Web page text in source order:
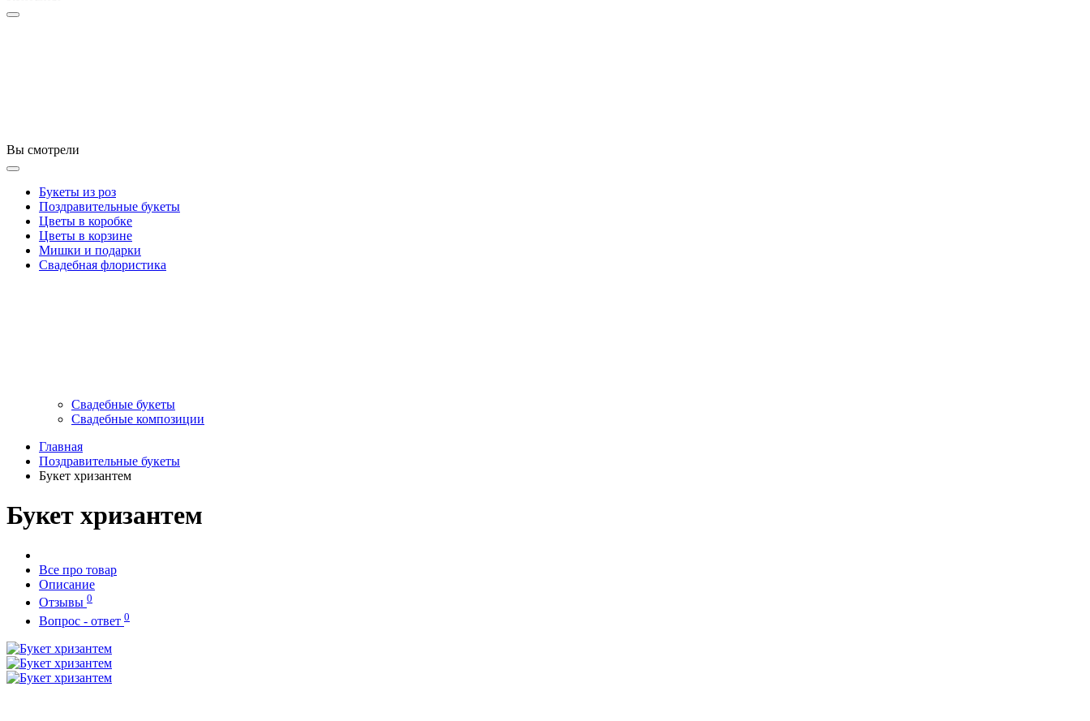
Вы смотрели
Букеты из роз
Поздравительные букеты
Цветы в коробке
Цветы в корзине
Мишки и подарки
Свадебная флористика
Свадебные букеты
Свадебные композиции
Главная
Поздравительные букеты
Букет хризантем
Букет хризантем
Все про товар
Описание
Отзывы 0
Вопрос - ответ 0